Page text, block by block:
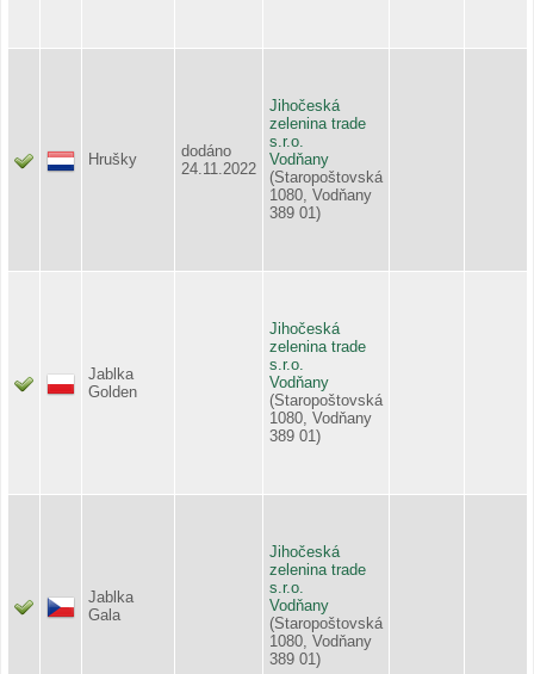
Hrušky
dodáno
24.11.2022
Jihočeská
zelenina trade
s.r.o.
Vodňany
(Staropoštovská
1080, Vodňany
389 01)
Jablka
Golden
Jihočeská
zelenina trade
s.r.o.
Vodňany
(Staropoštovská
1080, Vodňany
389 01)
Jablka
Gala
Jihočeská
zelenina trade
s.r.o.
Vodňany
(Staropoštovská
1080, Vodňany
389 01)